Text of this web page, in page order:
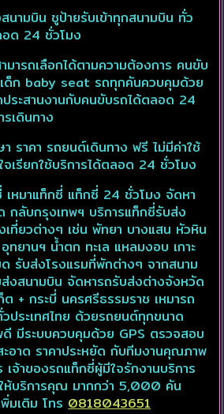
นามบิน ชูป้ายรับเข้าทุกสนามบิน ทั่ว
อด 24 ชั่วโมง
ารถเลือกได้ตามความต้องการ คนขับ
ด็ก baby seat รถทุกคันควบคุมด้วย
ประสานงานกับคนขับรถได้ตลอด 24
เดินทาง
ราคา รถยนต์เดินทาง ฟรี ไม่มีค่าใช้
เรียกใช้บริการได้ตลอด 24 ชั่วโมง
เหมาแท็กซี่ แท็กซี่ 24 ชั่วโมง จัดหา
กลับกรุงเทพฯ บริการแท็กซี่รับส่ง
เที่ยวต่างๆ เช่น พัทยา บางแสน หัวหิน
ทยานฯ น้ำตก ทะเล แหลมงอบ เกาะ
ม็ด รับส่งโรงแรมที่พักต่างๆ จากสนาม
งสนามบิน จัดหารถรับส่งต่างจังหวัด
+ กระบี่ นครศรีธรรมราช เหมารถ
ประเทศไทย ด้วยรถยนต์ทุกขนาด
ดี มีระบบควบคุมด้วย GPS ตรวจสอบ
ะอาด ราคาประหยัด กับทีมงานคุณภาพ
เจ้าของรถแท็กซี่ผู้มีใจรักงานบริการ
ห้บริการคุณ มากกว่า 5,000 คัน
มเติม โทร 0818043651